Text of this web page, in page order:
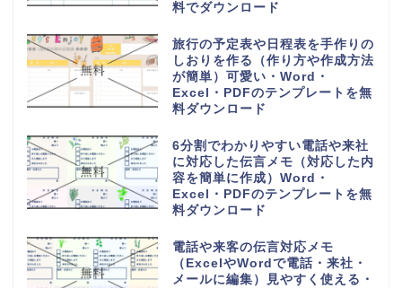
料でダウンロード
旅行の予定表や日程表を手作りの
しおりを作る（作り方や作成方法
が簡単）可愛い・Word・
Excel・PDFのテンプレートを無
料ダウンロード
6分割でわかりやすい電話や来社
に対応した伝言メモ（対応した内
容を簡単に作成）Word・
Excel・PDFのテンプレートを無
料ダウンロード
電話や来客の伝言対応メモ
（ExcelやWordで電話・来社・
メールに編集）見やすく使える・